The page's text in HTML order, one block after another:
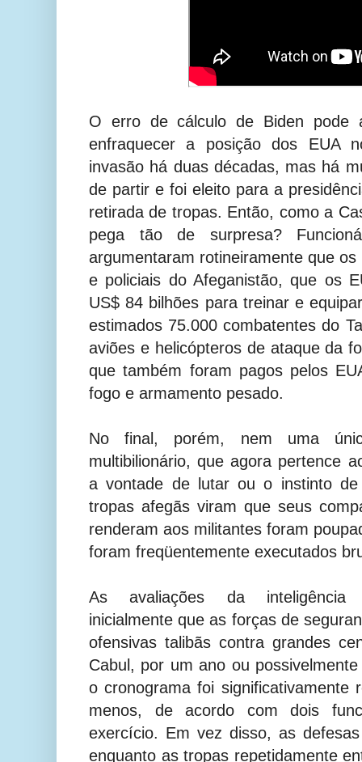
O erro de cálculo de Biden pode
enfraquecer a posição dos EUA
invasão há duas décadas, mas há
de partir e foi eleito para a
retirada de tropas. Então, como a
pega tão de surpresa?
argumentaram rotineiramente que
e policiais do Afeganistão, que os
US$ 84 bilhões para treinar e
estimados 75.000 combatentes do
aviões e helicópteros de ataque da
que também foram pagos pelos
fogo e armamento pesado.
No final, porém, nem uma
multibilionário, que agora pertence
a vontade de lutar ou o instinto
tropas afegãs viram que seus
renderam aos militantes foram
foram freqüentemente executados
As avaliações da inteligência
inicialmente que as forças de
ofensivas talibãs contra grandes
Cabul, por um ano ou
o cronograma foi significativamente
menos, de acordo com dois
exercício. Em vez disso, as
enquanto as tropas repetidamente